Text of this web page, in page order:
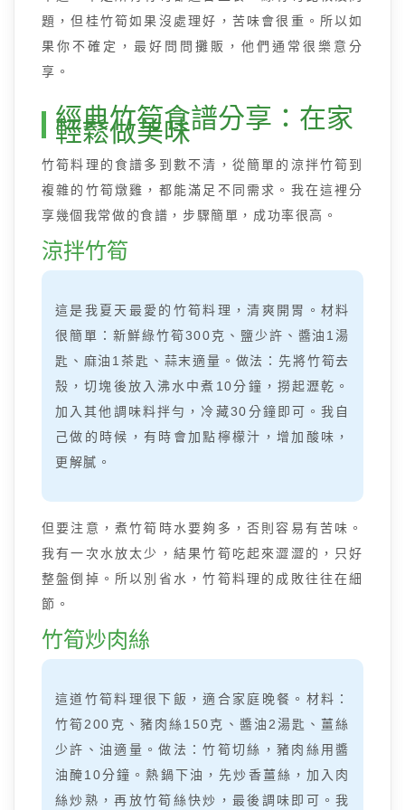
題，但桂竹筍如果沒處理好，苦味會很重。所以如
果你不確定，最好問問攤販，他們通常很樂意分
享。
經典竹筍食譜分享：在家
輕鬆做美味
竹筍料理的食譜多到數不清，從簡單的涼拌竹筍到
複雜的竹筍燉雞，都能滿足不同需求。我在這裡分
享幾個我常做的食譜，步驟簡單，成功率很高。
涼拌竹筍
這是我夏天最愛的竹筍料理，清爽開胃。材料
很簡單：新鮮綠竹筍300克、鹽少許、醬油1湯
匙、麻油1茶匙、蒜末適量。做法：先將竹筍去
殼，切塊後放入沸水中煮10分鐘，撈起瀝乾。
加入其他調味料拌勻，冷藏30分鐘即可。我自
己做的時候，有時會加點檸檬汁，增加酸味，
更解膩。
但要注意，煮竹筍時水要夠多，否則容易有苦味。
我有一次水放太少，結果竹筍吃起來澀澀的，只好
整盤倒掉。所以別省水，竹筍料理的成敗往往在細
節。
竹筍炒肉絲
這道竹筍料理很下飯，適合家庭晚餐。材料：
竹筍200克、豬肉絲150克、醬油2湯匙、薑絲
少許、油適量。做法：竹筍切絲，豬肉絲用醬
油醃10分鐘。熱鍋下油，先炒香薑絲，加入肉
絲炒熟，再放竹筍絲快炒，最後調味即可。我